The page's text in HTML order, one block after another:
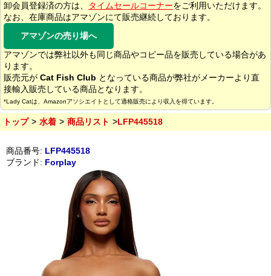
卸会員登録済の方は、
タイムセールコーナーをご利用いただけます。
なお、在庫商品はアマゾンにて販売継続しております。
アマゾンの売り場へ
アマゾンでは弊社以外も同じ商品やコピー品を販売している場合があ
ります。
販売元が Cat Fish Club となっている商品が弊社がメーカーより直
接輸入販売している商品となります。
*Lady Catは、Amazonアソシエイトとして適格販売により収入を得ています。
トップ 水着 商品リスト LFP445518
商品番号: LFP445518
ブランド: Forplay